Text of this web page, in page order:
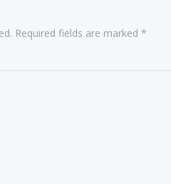
Required fields are marked *